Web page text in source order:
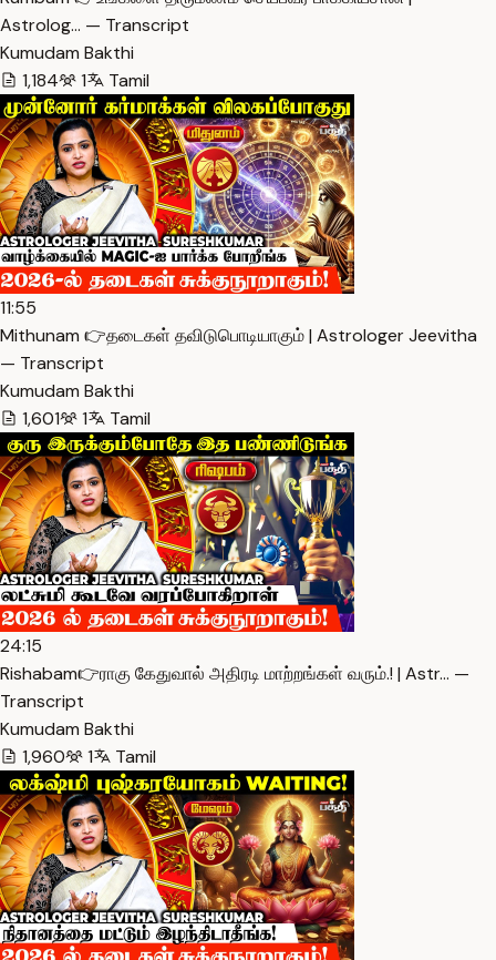
Astrolog… — Transcript
Kumudam Bakthi
1,184
1 Tamil
11:55
Mithunam 👉தடைகள் தவிடுபொடியாகும் | Astrologer Jeevitha
— Transcript
Kumudam Bakthi
1,601
1 Tamil
24:15
Rishabam👉ராகு கேதுவால் அதிரடி மாற்றங்கள் வரும்.! | Astr… —
Transcript
Kumudam Bakthi
1,960
1 Tamil